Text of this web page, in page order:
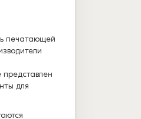
печатающей
для